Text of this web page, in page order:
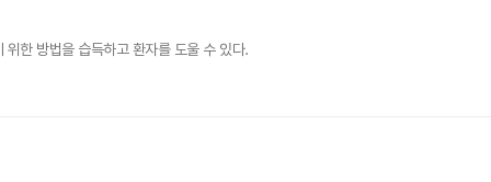
한 방법을 습득하고 환자를 도울 수 있다.